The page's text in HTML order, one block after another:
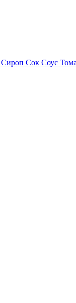
Сироп Сок Соус